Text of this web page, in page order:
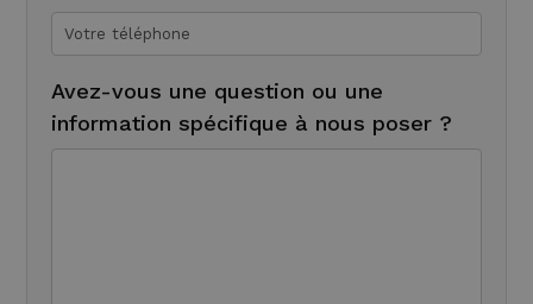
Avez-vous une question ou une
information spécifique à nous poser ?